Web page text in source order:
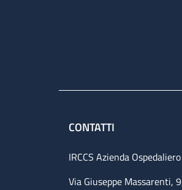
CONTATTI
IRCCS Azienda
Via Giuseppe Massarenti,